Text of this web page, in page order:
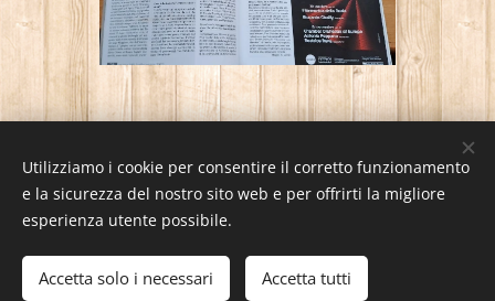
Clara Schembari / pianist / Tutti i diritti riservati
Cookies
Utilizziamo i cookie per consentire il corretto funzionamento
e la sicurezza del nostro sito web e per offrirti la migliore
esperienza utente possibile.
Accetta solo i necessari Accetta tutti